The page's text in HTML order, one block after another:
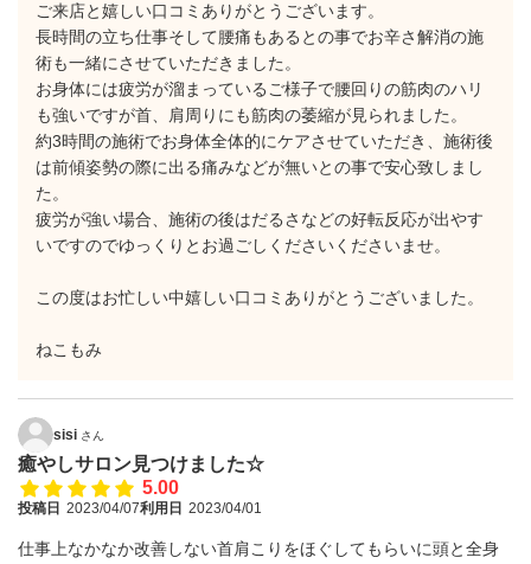
ご来店と嬉しい口コミありがとうございます。
長時間の立ち仕事そして腰痛もあるとの事でお辛さ解消の施
術も一緒にさせていただきました。
お身体には疲労が溜まっているご様子で腰回りの筋肉のハリ
も強いですが首、肩周りにも筋肉の萎縮が見られました。
約3時間の施術でお身体全体的にケアさせていただき、施術後
は前傾姿勢の際に出る痛みなどが無いとの事で安心致しまし
た。
疲労が強い場合、施術の後はだるさなどの好転反応が出やす
いですのでゆっくりとお過ごしくださいくださいませ。
この度はお忙しい中嬉しい口コミありがとうございました。
ねこもみ
sisi さん
癒やしサロン見つけました☆
5.00
投稿日 2023/04/07利用日 2023/04/01
仕事上なかなか改善しない首肩こりをほぐしてもらいに頭と全身